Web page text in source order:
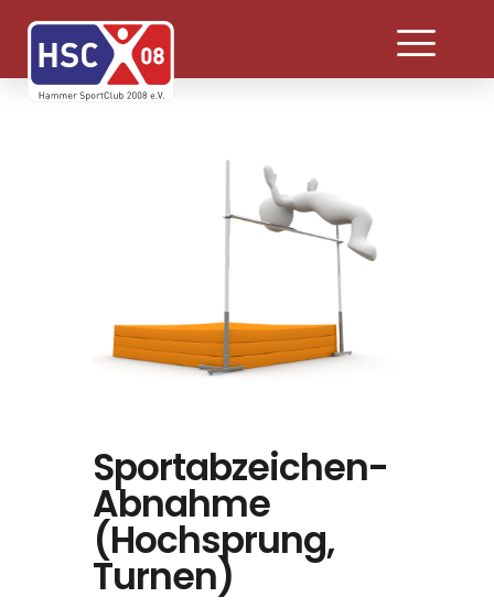
Sportabzeichen-
Abnahme
(Hochsprung,
Turnen)